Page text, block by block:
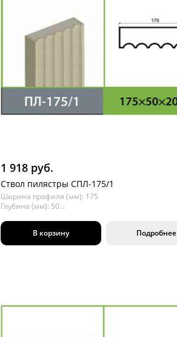
1 918 руб.
Ствол пилястры СПЛ-175/1
Ширина профиля (мм): 175
Глубина (мм): 50
В корзину
Подробнее